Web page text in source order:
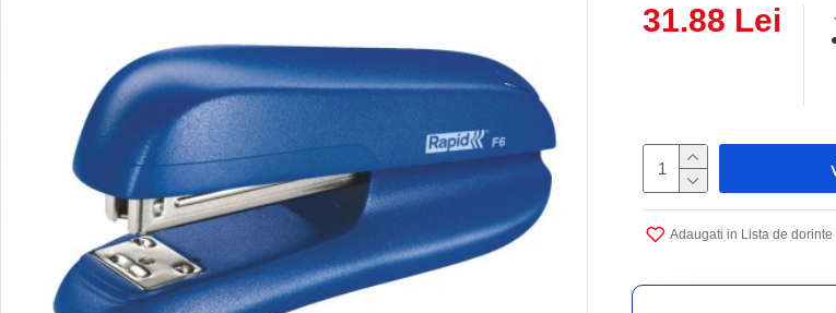
31.88 Lei
Adaugati in Lista de dorinte